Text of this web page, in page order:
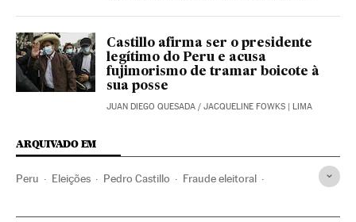
Castillo afirma ser o presidente
legítimo do Peru e acusa
fujimorismo de tramar boicote à
sua posse
JUAN DIEGO QUESADA / JACQUELINE FOWKS | LIMA
ARQUIVADO EM
Peru Eleições Pedro Castillo Fraude eleitoral